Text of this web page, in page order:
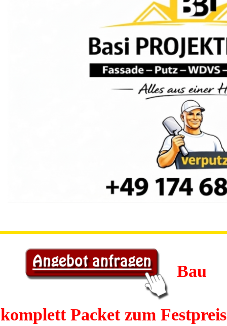
Bau
komplett Packet zum Festpreis